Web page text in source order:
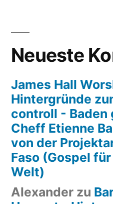
Neueste
James Hall
Hintergründe
controll - Baden
Cheff Etienne
von der
Faso (Gospel
Welt)
Alexander zu